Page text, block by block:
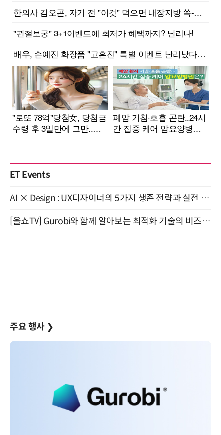
ET Events
AI × Design : UX디자이너의 5가지 생존 전략과 실전 대응 8월 28일 개최
[올쇼TV] Gurobi와 함께 알아보는 최적화 기술의 비즈니스 활용 (8월 20일 생방송)
주요 행사 ❯